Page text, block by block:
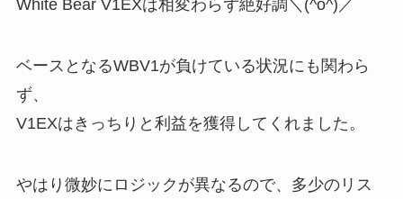
White Bear V1EXは相変わらず絶好調＼(^o^)／
ベースとなるWBV1が負けている状況にも関わら
ず、
V1EXはきっちりと利益を獲得してくれました。
やはり微妙にロジックが異なるので、多少のリス